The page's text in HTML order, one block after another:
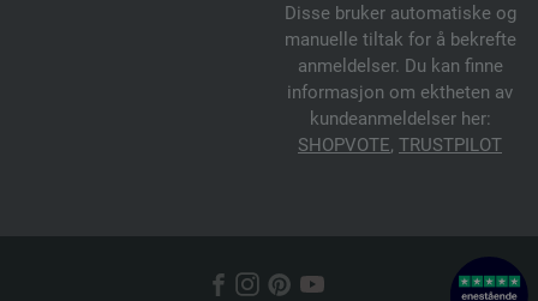
Disse bruker automatiske og
manuelle tiltak for å bekrefte
anmeldelser. Du kan finne
informasjon om ektheten av
kundeanmeldelser her:
SHOPVOTE, TRUSTPILOT